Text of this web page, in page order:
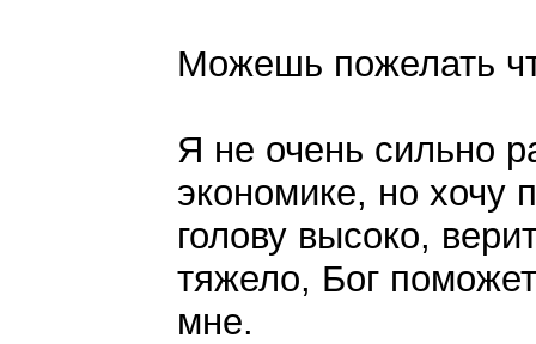
Можешь пожелать
Я не очень сильно
экономике, но хочу
голову высоко,
тяжело, Бог
мне.